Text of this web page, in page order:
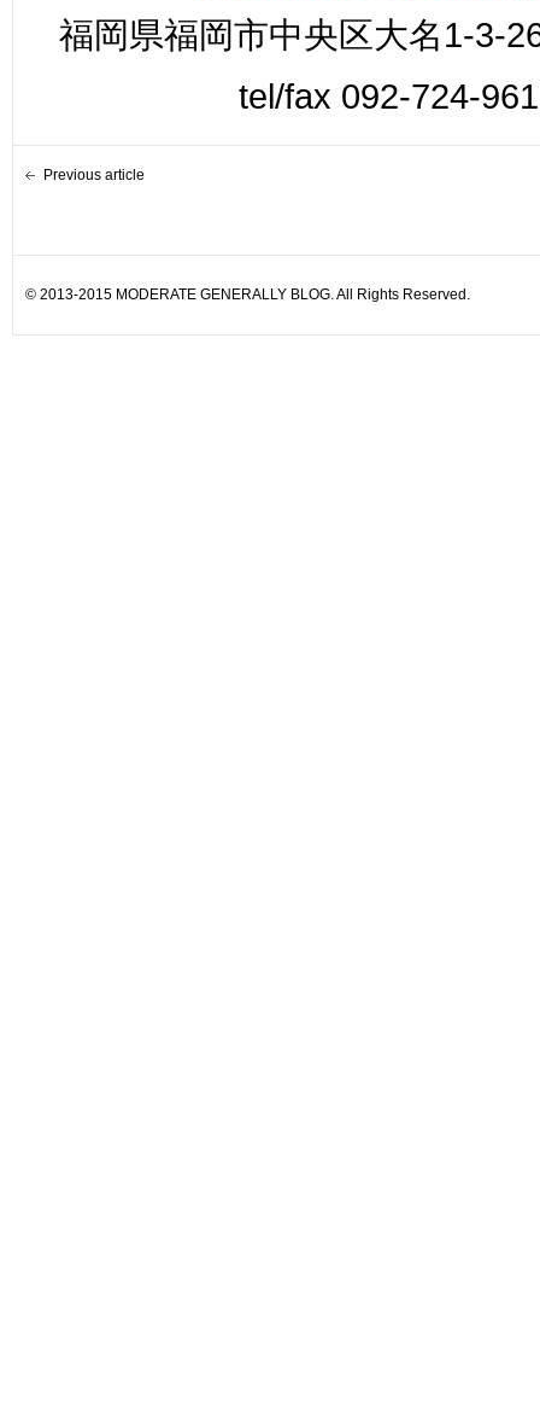
福岡県福岡市中央区大名1-3-
tel/fax 092-724-
Previous article
© 2013-2015 MODERATE GENERALLY BLOG. All Rights Reserved.